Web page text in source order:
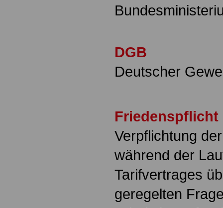
DGB
Deutscher
Friedenspflicht
Verpflichtung
während der
Tarifvertrages
geregelten